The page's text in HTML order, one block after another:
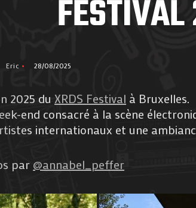
Eric 28/08/2025
2025 du XRDS Festival à Bruxelles.
end consacré à la scène
internationaux et une
par @annabel_peffer